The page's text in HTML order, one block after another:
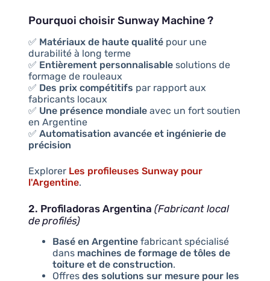
Pourquoi choisir Sunway Machine ?
✅ Matériaux de haute qualitépour une
durabilité à long terme
✅ Entièrement personnalisablesolutions de
formage de rouleaux
✅ Des prix compétitifs par rapport aux
fabricants locaux
✅ Une présence mondialeavec un fort soutien
en Argentine
✅ Automatisation avancée et ingénierie de
précision
Explorer Les profileuses Sunway pour
l'Argentine.
2. Profiladoras Argentina (Fabricant local
de profilés)
Basé en Argentinefabricant spécialisé
dans machines de formage de tôles de
toiture et de construction.
Offres des solutions sur mesure pour les